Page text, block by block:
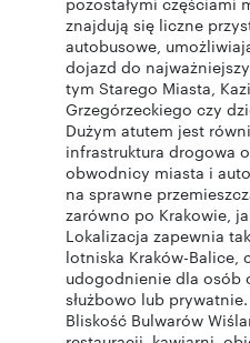
znajdują się liczne
autobusowe,
dojazd do
tym Starego Miasta,
Grzegórzeckiego czy
Dużym atutem jest
infrastruktura drogowa
obwodnicy miasta i
na sprawne
zarówno po Krakowie,
Lokalizacja zapewnia
lotniska Kraków-Balice,
udogodnienie dla osób
służbowo lub prywatnie.
Bliskość Bulwarów